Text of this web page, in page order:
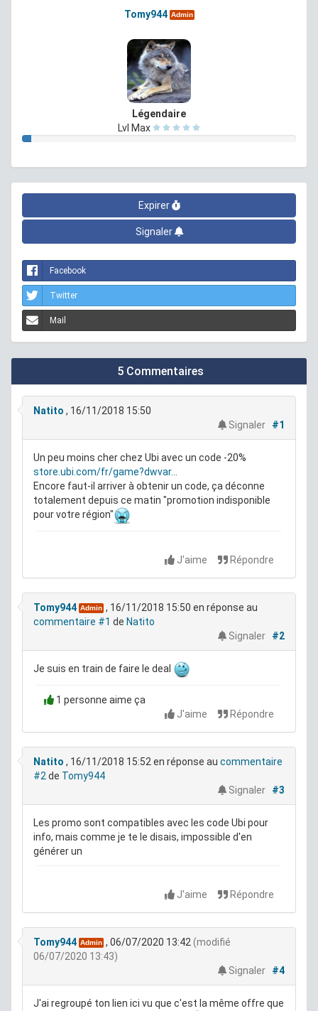
Tomy944 Admin
Légendaire
Lvl Max
Expirer
Signaler
Facebook
Twitter
Mail
5 Commentaires
Natito , 16/11/2018 15:50
Signaler
#1
Un peu moins cher chez Ubi avec un code -20%
store.ubi.com/fr/game?dwvar...
Encore faut-il arriver à obtenir un code, ça déconne
totalement depuis ce matin "promotion indisponible
pour votre région"
J'aime Répondre
Tomy944 Admin , 16/11/2018 15:50 en réponse au
commentaire #1 de Natito
Signaler
#2
Je suis en train de faire le deal
1 personne aime ça
J'aime
Répondre
Natito , 16/11/2018 15:52 en réponse au commentaire
#2 de Tomy944
Signaler
#3
Les promo sont compatibles avec les code Ubi pour
info, mais comme je te le disais, impossible d'en
générer un
J'aime Répondre
Tomy944 Admin , 06/07/2020 13:42 (modifié
06/07/2020 13:43)
Signaler
#4
J'ai regroupé ton lien ici vu que c'est la même offre que